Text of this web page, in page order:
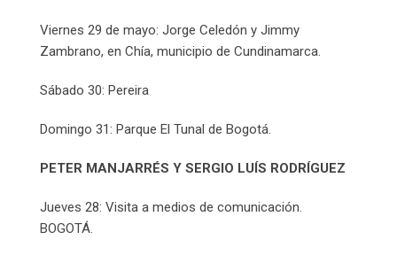
Viernes 29 de mayo: Jorge Celedón y Jimmy
Zambrano, en Chía, municipio de Cundinamarca.
Sábado 30: Pereira
Domingo 31: Parque El Tunal de Bogotá.
PETER MANJARRÉS Y SERGIO LUÍS RODRÍGUEZ
Jueves 28: Visita a medios de comunicación.
BOGOTÁ.